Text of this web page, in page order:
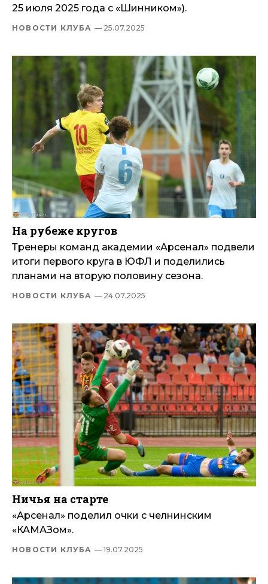
25 июля 2025 года с «Шинником»).
НОВОСТИ КЛУБА — 25.07.2025
На рубеже кругов
Тренеры команд академии «Арсенал» подвели
итоги первого круга в ЮФЛ и поделились
планами на вторую половину сезона.
НОВОСТИ КЛУБА — 24.07.2025
Ничья на старте
«Арсенал» поделил очки с челнинским
«КАМАЗом».
НОВОСТИ КЛУБА — 19.07.2025